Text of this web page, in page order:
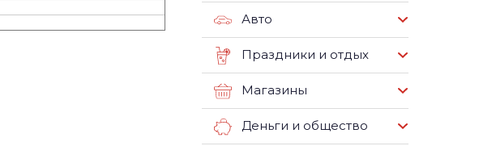
Авто
Праздники и отдых
Магазины
Деньги и общество